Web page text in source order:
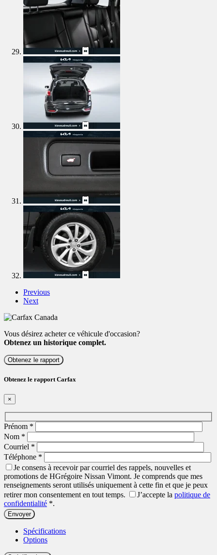
Previous
Next
Vous désirez acheter ce véhicule d'occasion?
Obtenez un historique complet.
Obtenez le rapport
Obtenez le rapport Carfax
×
Prénom *
Nom *
Courriel *
Téléphone *
Je consens à recevoir par courriel des rappels, nouvelles et
promotions de HGrégoire Nissan Vimont. Je comprends que mes
renseignements seront utilisés uniquement à cette fin et que je peux
retirer mon consentement en tout temps.
J’accepte la politique de
confidentialité *.
Spécifications
Options